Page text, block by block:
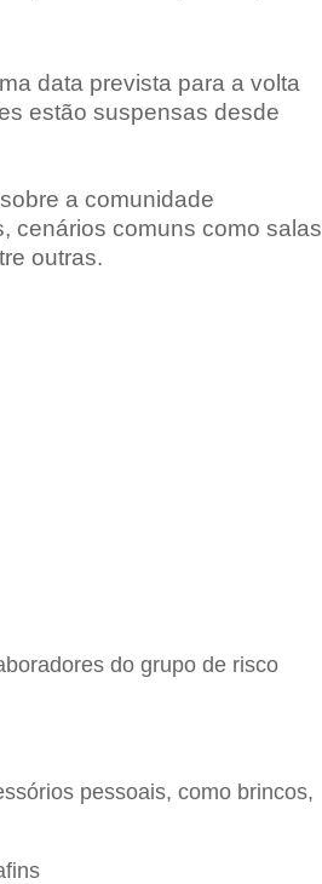
data prevista para a volta
estão suspensas desde
a comunidade
cenários comuns como salas
outras.
do grupo de risco
pessoais, como brincos,